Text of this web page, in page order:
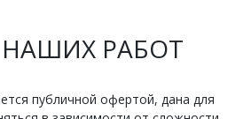
РАБОТ
публичной офертой, дана для